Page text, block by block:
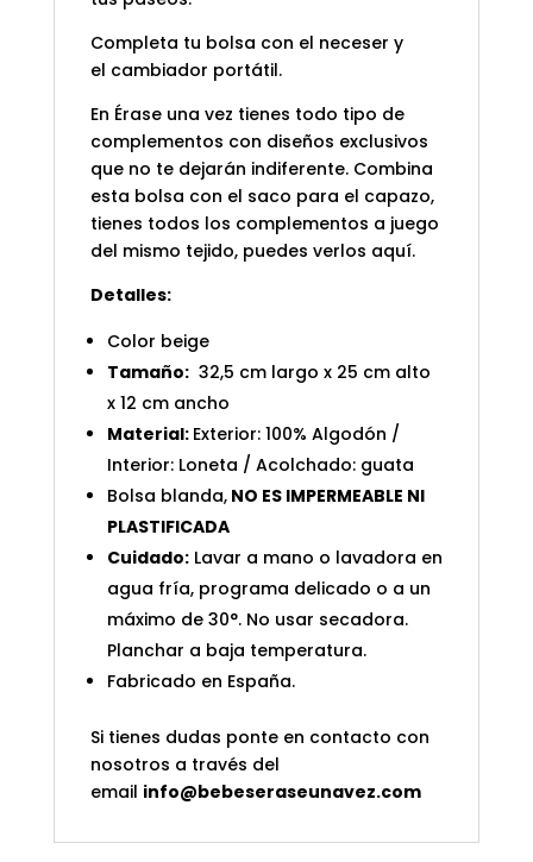
Completa tu bolsa con el neceser y
el cambiador portátil.
En Érase una vez tienes todo tipo de
complementos con diseños exclusivos
que no te dejarán indiferente. Combina
esta bolsa con el saco para el capazo,
tienes todos los complementos a juego
del mismo tejido, puedes verlos aquí.
Detalles:
Color beige
Tamaño:32,5 cm largo x 25 cm alto
x 12 cm ancho
Material: Exterior: 100% Algodón /
Interior: Loneta / Acolchado: guata
Bolsa blanda,NO ES IMPERMEABLE NI
PLASTIFICADA
Cuidado:Lavar a mano o lavadora en
agua fría, programa delicado o a un
máximo de 30°. No usar secadora.
Planchar a baja temperatura.
Fabricado en España.
Si tienes dudas ponte en contacto con
nosotros a través del
email info@bebeseraseunavez.com